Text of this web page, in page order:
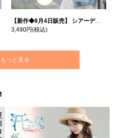
【新作◆8月4日販売】 シアーデニムで お洒落に肌隠し | 大きいサイズの通販ならハッピーマリリン
3,490円(税込)
っと見る